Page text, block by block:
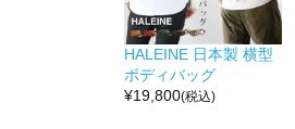
HALEINE 日本製 横型
ボディバッグ
¥19,800(税込)